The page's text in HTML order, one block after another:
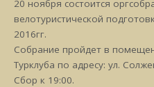
20 ноября состоится
велотуристической
2016гг.
Собрание пройдет в
Турклуба по адресу: ул.
Сбор к 19:00.